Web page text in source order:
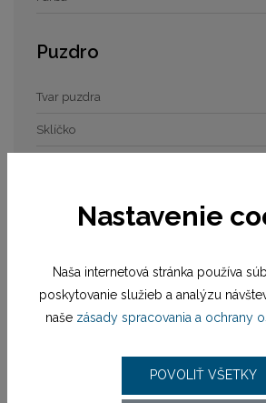
Puzdro
Tvar puzdra
Sklíčko
Typ číselníka
Remienok / náramok
Nastavenie
Naša internetová stránka používa
poskytovanie služieb a analýzu
naše zásady spracovania a ochrany
POVOLIŤ VŠETKY